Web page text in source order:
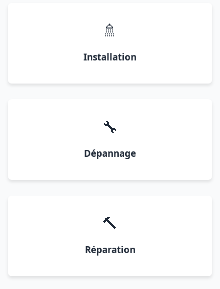
🚿
Installation
🔧
Dépannage
🔨
Réparation